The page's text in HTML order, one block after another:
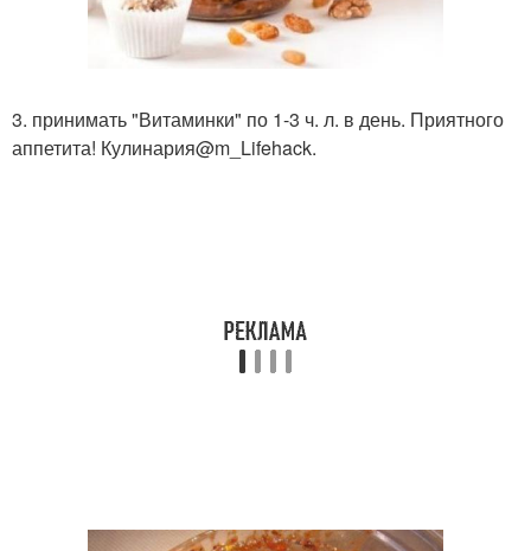
3. принимать "Витаминки" по 1-3 ч. л. в день. Приятного
аппетита! Кулинария@m_Lifehack.